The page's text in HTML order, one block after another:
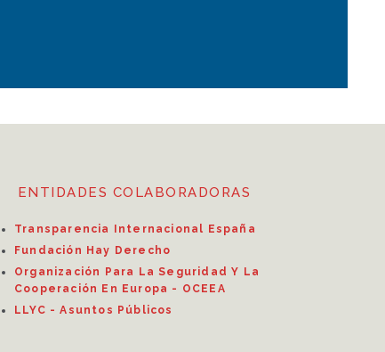
ENTIDADES COLABORADORAS
Transparencia Internacional España
Fundación Hay Derecho
Organización Para La Seguridad Y La
Cooperación En Europa - OCEEA
LLYC - Asuntos Públicos